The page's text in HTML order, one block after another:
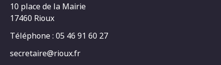
10 place de la Mairie
17460 Rioux
Téléphone : 05 46 91 60 27
secretaire@rioux.fr